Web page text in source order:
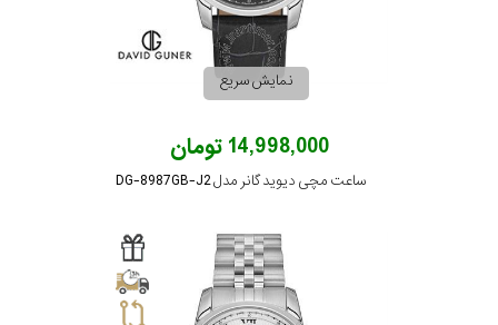
نمایش سریع
14,998,000 تومان
ساعت مچی دیوید گانر مدل DG-8987GB-J2